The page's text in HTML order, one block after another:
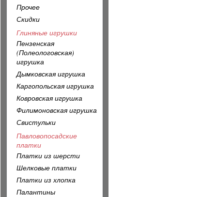
Прочее
Скидки
Глиняные игрушки
Пензенская
(Полеологовская)
игрушка
Дымковская игрушка
Каргопольская игрушка
Ковровская игрушка
Филимоновская игрушка
Свистульки
Павловопосадские
платки
Платки из шерсти
Шелковые платки
Платки из хлопка
Палантины